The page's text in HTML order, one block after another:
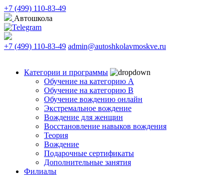
+7 (499) 110-83-49
Автошкола
+7 (499) 110-83-49 admin@autoshkolavmoskve.ru
Категории и программы
Обучение на категорию А
Обучение на категорию B
Обучение вождению онлайн
Экстремальное вождение
Вождение для женщин
Восстановление навыков вождения
Теория
Вождение
Подарочные сертификаты
Дополнительные занятия
Филиалы